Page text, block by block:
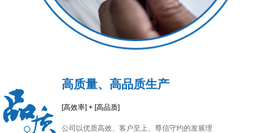
高质量、高品质生产
[高效率] + [高品质]
公司以优质高效、客户至上、尊信守约的发展理